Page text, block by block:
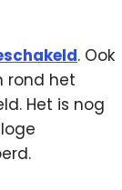
. Ook
rond het
Het is nog